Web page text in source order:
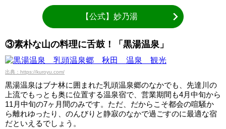
【公式】妙乃湯
③素朴な山の料理に舌鼓！「黒湯温泉」
出典：https://kuroyu.com/
黒湯温泉はブナ林に囲まれた乳頭温泉郷のなかでも、先達川の
上流でもっとも奥に位置する温泉宿で、営業期間も4月中旬から
11月中旬の7ヶ月間のみです。ただ、だからこそ都会の喧騒か
ら離れゆったり、のんびりと静寂のなかで過ごすのに最適な宿
だといえるでしょう。